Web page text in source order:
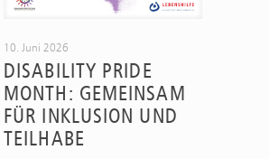
10. Juni 2026
DISABILITY PRIDE
MONTH: GEMEINSAM
FÜR INKLUSION UND
TEILHABE